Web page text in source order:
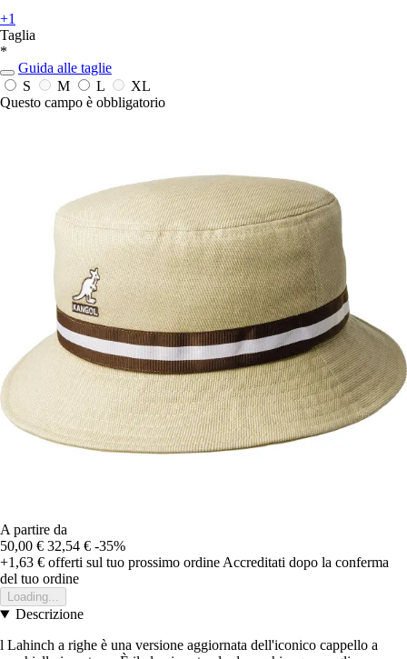
+1
Taglia
*
Guida alle taglie
S
M L
XL
Questo campo è obbligatorio
A partire da
50,00 € 32,54 € -35%
+1,63 € offerti sul tuo prossimo ordine Accreditati dopo la conferma
del tuo ordine
Loading...
Descrizione
l Lahinch a righe è una versione aggiornata dell'iconico cappello a